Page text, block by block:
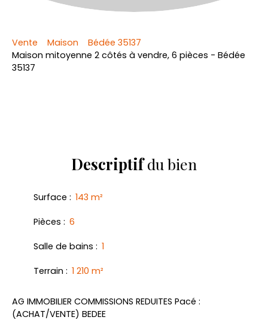
Vente Maison
Bédée 35137
Maison mitoyenne 2 côtés à vendre, 6 pièces - Bédée
35137
Descriptifdu bien
Surface : 143 m²
Pièces : 6
Salle de bains : 1
Terrain : 1 210 m²
AG IMMOBILIER COMMISSIONS REDUITES Pacé :
(ACHAT/VENTE) BEDEE